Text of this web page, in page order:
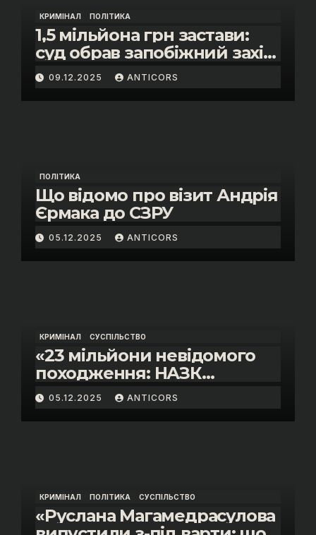
КРИМІНАЛ ПОЛІТИКА
1,5 мільйона грн застави:
суд обрав запобіжний захід
помічнику нардепки Анни
Скороход у справі про
«санкційний підкуп»
09.12.2025 ANTICORS
ПОЛІТИКА
Що відомо про візит Андрія
Єрмака до СЗРУ
05.12.2025 ANTICORS
КРИМІНАЛ СУСПІЛЬСТВО
«23 мільйони невідомого
походження: НАЗК
викрило розкішне життя
інспектора митниці “Тиса”
Василя Пупени»
05.12.2025 ANTICORS
КРИМІНАЛ ПОЛІТИКА СУСПІЛЬСТВО
«Руслана Магамедрасулова